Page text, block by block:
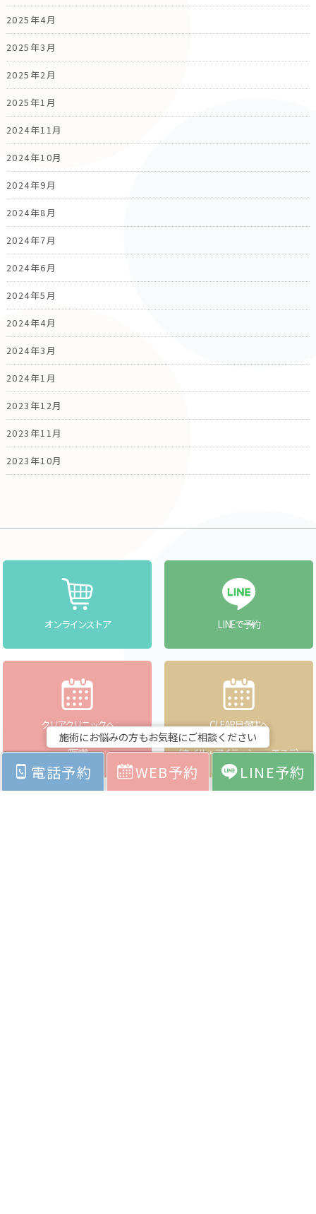
2025年4月
2025年3月
2025年2月
2025年1月
2024年11月
2024年10月
2024年9月
2024年8月
2024年7月
2024年6月
2024年5月
2024年4月
2024年3月
2024年1月
2023年12月
2023年11月
2023年10月
オンラインストア LINEで予約
クリアクリニックへ
WEBで予約
（医療）
CLEAR貝塚店へ
WEBで予約
（ネイル・アイラッシュ・エステ）
施術にお悩みの方もお気軽にご相談ください
電話予約 WEB予約 LINE予約